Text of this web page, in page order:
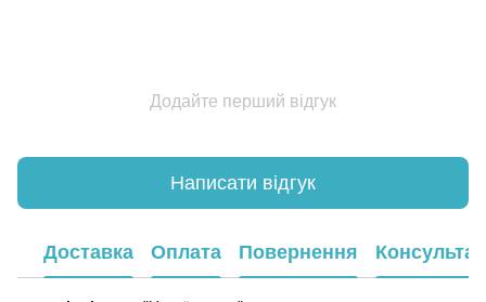
Додайте перший відгук
Написати відгук
Доставка Оплата Повернення